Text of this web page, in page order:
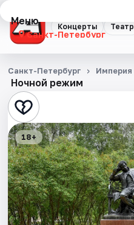
Концерты Театр
Меню
Санкт-Петербург
Концерты
Театр
Стендап
Выставки
Квесты
Экскурсии
Ночной режим
Санкт-Петербург Империя
18+